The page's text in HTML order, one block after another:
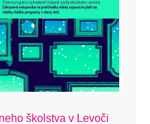
školstva v Levoči